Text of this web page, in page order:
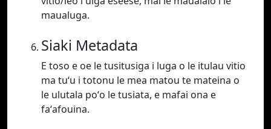
maualuga.
Siaki Metadata
E toso e oe le tusitusiga i luga o le itulau vitio
ma tuʻu i totonu le mea matou te mateina o
le ulutala poʻo le tusiata, e mafai ona e
faʻafouina.